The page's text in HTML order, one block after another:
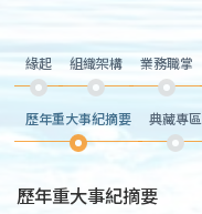
緣起 組織架構 業務職掌
歷年重大事紀摘要 典藏專區
歷年重大事紀摘要